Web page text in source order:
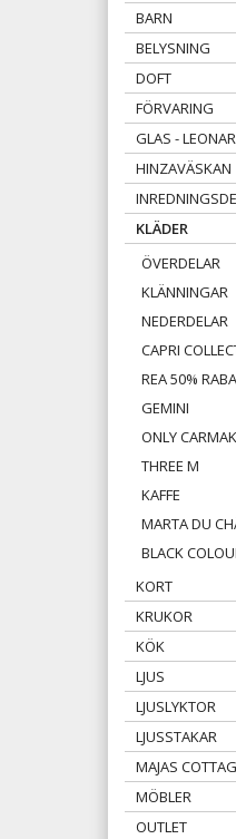
BARN
BELYSNING
DOFT
FÖRVARING
GLAS -
HINZAVÄSKAN
KLÄDER
ÖVERDELAR
KLÄNNINGAR
NEDERDELAR
CAPRI
REA 50%
GEMINI
ONLY
THREE M
KAFFE
MARTA DU
BLACK
KORT
KRUKOR
KÖK
LJUS
LJUSLYKTOR
LJUSSTAKAR
MAJAS
MÖBLER
OUTLET